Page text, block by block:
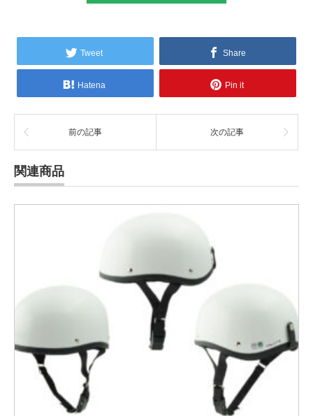
Tweet Share
Hatena Pin it
前の記事 次の記事
関連商品